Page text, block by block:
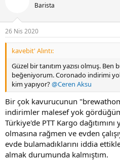
Barista
26 Nis 2020
kavebit' Alıntı:
Güzel bir tanıtım yazısı olmuş.
beğeniyorum. Coronado indirimi yok
kim yapıyor?@Ceren Aksu
Bir çok kavurucunun
indirimler malesef yok
Türkiye'de PTT Kargo
olmasına rağmen ve evden
evde bulamadıklarını iddia
almak durumunda kalmıştım.